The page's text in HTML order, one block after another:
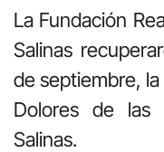
La Fundación
Salinas
de septiembre,
Dolores de las
Salinas.